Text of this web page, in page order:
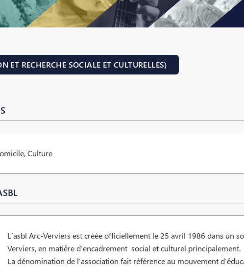
ET RECHERCHE SOCIALE ET CULTURELLES)
Culture
L’asbl Arc-Verviers est créée officiellement le 25 avril 1986 dans un
Verviers, en matière d’encadrement social et culturel principalement.
La dénomination de l’association fait référence au mouvement